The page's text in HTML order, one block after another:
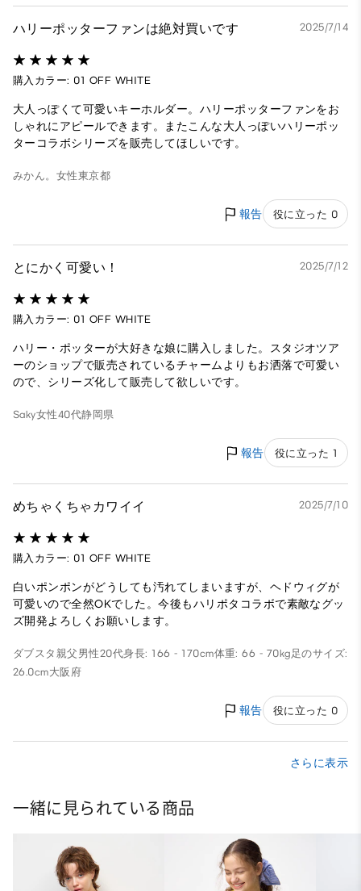
ハリーポッターファンは絶対買いです 2025/7/14
購入カラー: 01 OFF WHITE
大人っぽくて可愛いキーホルダー。ハリーポッターファンをお
しゃれにアピールできます。またこんな大人っぽいハリーポッ
ターコラボシリーズを販売してほしいです。
みかん。 女性東京都
報告 役に立った 0
とにかく可愛い！ 2025/7/12
購入カラー: 01 OFF WHITE
ハリー・ポッターが大好きな娘に購入しました。スタジオツア
ーのショップで販売されているチャームよりもお洒落で可愛い
ので、シリーズ化して販売して欲しいです。
Saky女性40代静岡県
報告 役に立った 1
めちゃくちゃカワイイ 2025/7/10
購入カラー: 01 OFF WHITE
白いポンポンがどうしても汚れてしまいますが、ヘドウィグが
可愛いので全然OKでした。今後もハリポタコラボで素敵なグッ
ズ開発よろしくお願いします。
ダブスタ親父 男性20代身長: 166 - 170cm体重: 66 - 70kg足のサイズ:
26.0cm大阪府
報告 役に立った 0
さらに表示
一緒に見られている商品